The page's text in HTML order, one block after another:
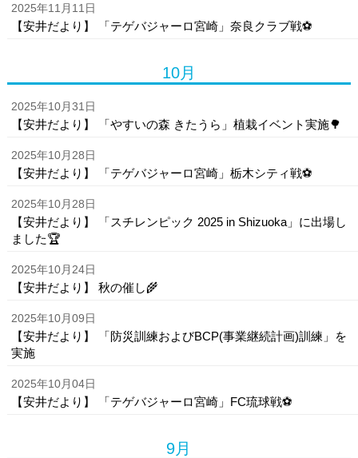
2025年11月11日
【安井だより】 「テゲバジャーロ宮崎」奈良クラブ戦⚽
10月
2025年10月31日
【安井だより】 「やすいの森 きたうら」植栽イベント実施🌳
2025年10月28日
【安井だより】 「テゲバジャーロ宮崎」栃木シティ戦⚽
2025年10月28日
【安井だより】 「スチレンピック 2025 in Shizuoka」に出場し
ました🏆
2025年10月24日
【安井だより】 秋の催し🌾
2025年10月09日
【安井だより】 「防災訓練およびBCP(事業継続計画)訓練」を
実施
2025年10月04日
【安井だより】 「テゲバジャーロ宮崎」FC琉球戦⚽
9月